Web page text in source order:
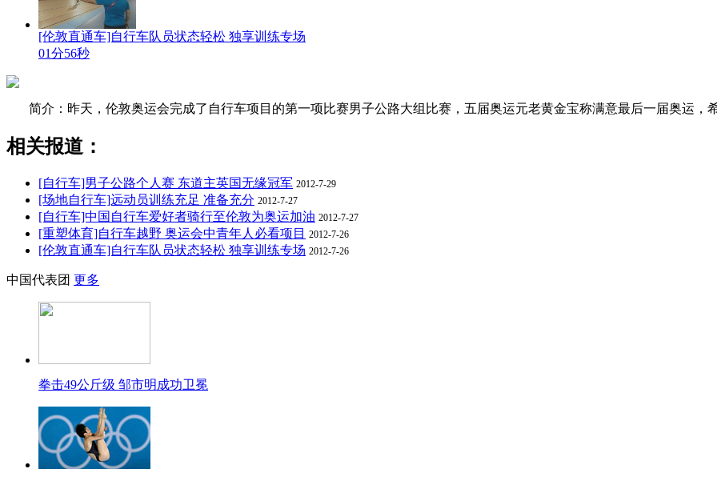
[伦敦直通车]自行车队员状态轻松 独享训练专场
01分56秒
简介：昨天，伦敦奥运会完成了自行车项目的第一项比赛男子公路大组比赛，五届奥运元老黄金宝称满意最后一届奥运，
相关报道：
[自行车]男子公路个人赛 东道主英国无缘冠军 2012-7-29
[场地自行车]远动员训练充足 准备充分 2012-7-27
[自行车]中国自行车爱好者骑行至伦敦为奥运加油 2012-7-27
[重塑体育]自行车越野 奥运会中青年人必看项目 2012-7-26
[伦敦直通车]自行车队员状态轻松 独享训练专场 2012-7-26
中国代表团 更多
拳击49公斤级 邹市明成功卫冕